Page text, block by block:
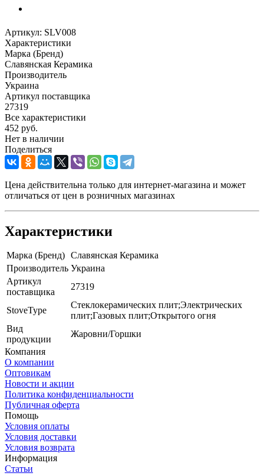
Артикул: SLV008
Характеристики
Марка (Бренд)
Славянская Керамика
Производитель
Украина
Артикул поставщика
27319
Все характеристики
452 руб.
Нет в наличии
Поделиться
Цена действительна только для интернет-магазина и может
отличаться от цен в розничных магазинах
Характеристики
Марка (Бренд) Славянская Керамика
Производитель Украина
Артикул
поставщика
27319
StoveType
Стеклокерамических плит;Электрических
плит;Газовых плит;Открытого огня
Вид
продукции
Жаровни/Горшки
Компания
О компании
Оптовикам
Новости и акции
Политика конфиденциальности
Публичная оферта
Помощь
Условия оплаты
Условия доставки
Условия возврата
Информация
Статьи